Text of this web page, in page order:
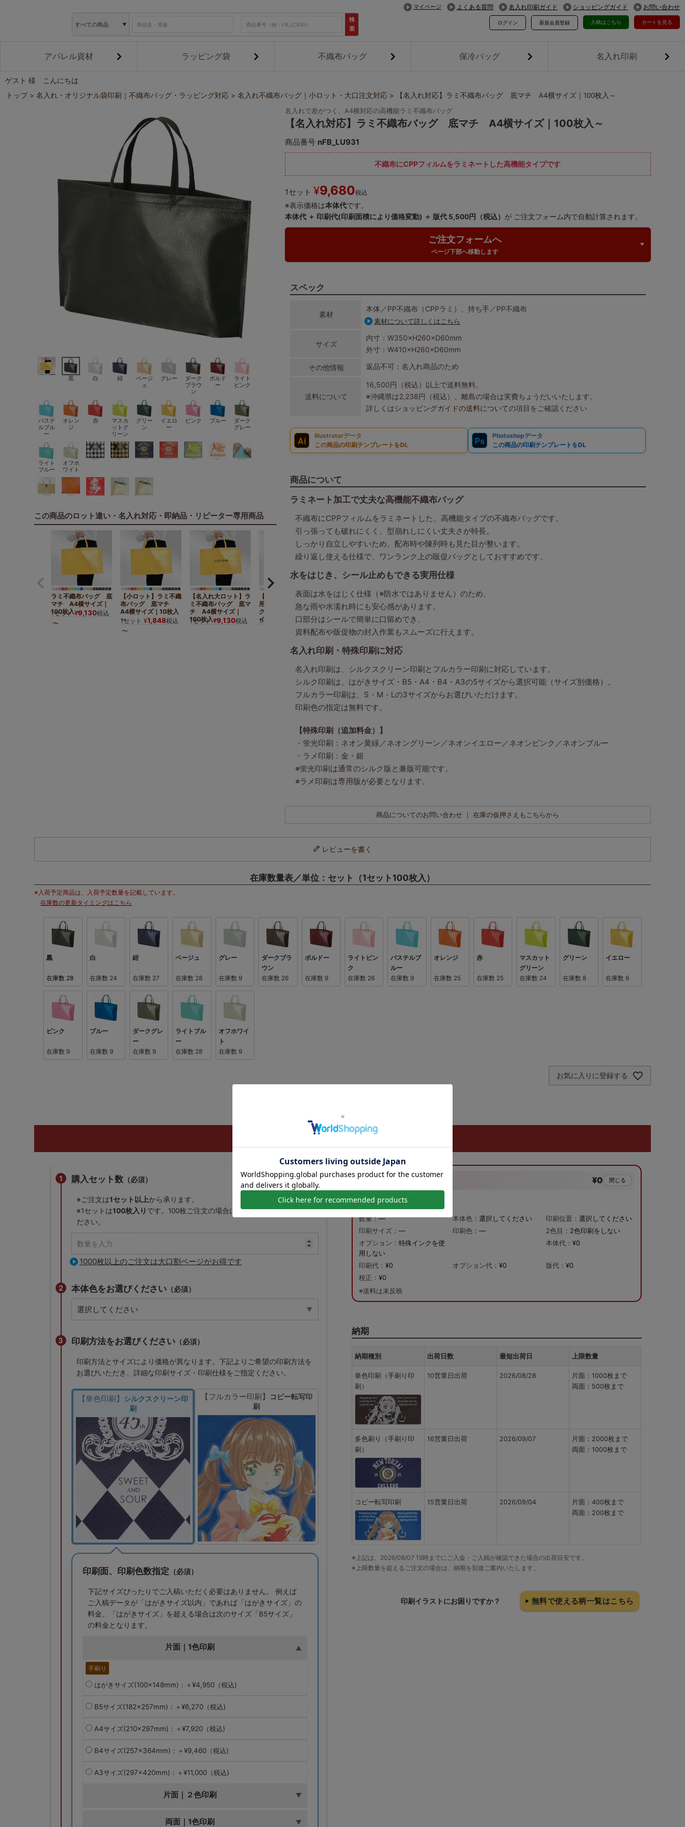
検
索
マイページ よくある質問 名入れ印刷ガイド ショッピングガイド お問い合わせ
カートを見る
入稿はこちら
ログイン 新規会員登録
アパレル資材 ラッピング袋 不織布バッグ 保冷バッグ 名入れ印刷
ゲスト 様 こんにちは
トップ 名入れ・オリジナル袋印刷｜不織布バッグ・ラッピング対応 名入れ不織布バッグ｜小ロット・大口注文対応 【名入れ対応】ラミ不織布バッグ 底マチ A4横サイズ｜100枚入～
黒 白 紺
ベージ
ュ
グレー
ダーク
ブラウ
ン
ボルド
ー
ライト
ピンク
パステ
ルブル
ー
オレン
ジ
赤
マスカ
ットグ
リーン
グリー
ン
イエロ
ー
ピンク ブルー
ダーク
グレー
ライト
ブルー
オフホ
ワイト
この商品のロット違い・名入れ対応・即納品・リピーター専用商品
ラミ不織布バッグ 底
マチ A4横サイズ｜
100枚入～
1セット ¥9,130税込
〜
【小ロット】ラミ不織
布バッグ 底マチ
A4横サイズ｜10枚入
～
1セット ¥1,848税込
〜
【名入れ大ロット】ラ
ミ不織布バッグ 底マ
チ A4横サイズ｜
100枚入～
1セット ¥9,130税込
【名入れリピーター専
用】ラミ不織布バッ
グ 底マチ A4横サ
イズ｜100枚入
1セット 9,680税込
名入れで差がつく、A4横対応の高機能ラミ不織布バッグ
【名入れ対応】ラミ不織布バッグ 底マチ A4横サイズ｜100枚入～
商品番号 nFB_LU931
不織布にCPPフィルムをラミネートした高機能タイプです
1セット ¥9,680税込
※表示価格は本体代です。
本体代 ＋ 印刷代(印刷面積により価格変動) ＋ 版代 5,500円（税込） が ご注文フォーム内で自動計算されます。
ご注文フォームへ
ページ下部へ移動します
スペック
素材
本体／PP不織布（CPPラミ）、持ち手／PP不織布
素材について詳しくはこちら
サイズ
内寸：W350×H260×D60mm
外寸：W410×H260×D60mm
その他情報 返品不可：名入れ商品のため
送料について
16,500円（税込）以上で送料無料。
※沖縄県は2,238円（税込）、離島の場合は実費ちょうだいいたします。
詳しくはショッピングガイドの送料についての項目をご確認ください
Ai
Illustratorデータ
この商品の印刷テンプレートをDL
Ps
Photoshopデータ
この商品の印刷テンプレートをDL
商品について
ラミネート加工で丈夫な高機能不織布バッグ
不織布にCPPフィルムをラミネートした、高機能タイプの不織布バッグです。
引っ張っても破れにくく、型崩れしにくい丈夫さが特長。
しっかり自立しやすいため、配布時や陳列時も見た目が整います。
繰り返し使える仕様で、ワンランク上の販促バッグとしておすすめです。
水をはじき、シール止めもできる実用仕様
表面は水をはじく仕様（※防水ではありません）のため、
急な雨や水濡れ時にも安心感があります。
口部分はシールで簡単に口留めでき、
資料配布や販促物の封入作業もスムーズに行えます。
名入れ印刷・特殊印刷に対応
名入れ印刷は、シルクスクリーン印刷とフルカラー印刷に対応しています。
シルク印刷は、はがきサイズ・B5・A4・B4・A3の5サイズから選択可能（サイズ別価格）。
フルカラー印刷は、S・M・Lの3サイズからお選びいただけます。
印刷色の指定は無料です。
【特殊印刷（追加料金）】
・蛍光印刷：ネオン黄緑／ネオングリーン／ネオンイエロー／ネオンピンク／ネオンブルー
・ラメ印刷：金・銀
※蛍光印刷は通常のシルク版と兼版可能です。
※ラメ印刷は専用版が必要となります。
商品についてのお問い合わせ ｜ 在庫の仮押さえもこちらから
レビューを書く
在庫数量表／単位：セット（1セット100枚入）
※入荷予定商品は、入荷予定数量を記載しています。
在庫数の更新タイミングはこちら
黒
在庫数 28
白
在庫数 24
紺
在庫数 27
ベージュ
在庫数 28
グレー
在庫数 9
ダークブラ
ウン
在庫数 26
ボルドー
在庫数 9
ライトピン
ク
在庫数 26
パステルブ
ルー
在庫数 9
オレンジ
在庫数 25
赤
在庫数 25
マスカット
グリーン
在庫数 24
グリーン
在庫数 8
イエロー
在庫数 9
ピンク
在庫数 9
ブルー
在庫数 9
ダークグレ
ー
在庫数 9
ライトブル
ー
在庫数 28
オフホワイ
ト
在庫数 9
お気に入りに登録する
ご注文フォーム
購入セット数（必須）
※ご注文は1セット以上から承ります。
※1セットは100枚入り です。100枚ご注文の場合は、数量「1」とご入力く
ださい。
1000枚以上のご注文は大口割ページがお得です
本体色をお選びください（必須）
印刷方法をお選びください（必須）
印刷方法とサイズにより価格が異なります。下記よりご希望の印刷方法を
お選びいただき、詳細な印刷サイズ・印刷仕様をご指定ください。
【単色印刷】
シルクスクリーン印
刷
【フルカラー印刷】
コピー転写印
刷
印刷面、印刷色数指定 （必須）
下記サイズぴったりでご入稿いただく必要はありません。 例えば
ご入稿データが「はがきサイズ以内」であれば「はがきサイズ」の
料金、「はがきサイズ」を超える場合は次のサイズ「B5サイズ」
の料金となります。
片面｜1色印刷
手刷り
はがきサイズ(100×148mm)：＋¥4,950（税込)
B5サイズ(182×257mm)：＋¥6,270（税込)
A4サイズ(210×297mm)：＋¥7,920（税込)
B4サイズ(257×364mm)：＋¥9,460（税込)
A3サイズ(297×420mm)：＋¥11,000（税込)
片面｜２色印刷
両面｜1色印刷
¥0 閉じる
納期目安：—
数量：— 本体色： 選択してください 印刷位置：選択してください
印刷サイズ：— 印刷色： — 2色目： 2色印刷をしない
オプション：特殊インクを使
用しない
本体代：¥0
印刷代：¥0 オプション代： ¥0 版代：¥0
校正：¥0
※送料は未反映
納期
納期種別 出荷日数 最短出荷日 上限数量
単色印刷（手刷り印
刷）
10営業日出荷 2026/08/28
片面：1000枚まで
両面：500枚まで
多色刷り（手刷り印
刷）
16営業日出荷 2026/09/07
片面：2000枚まで
両面：1000枚まで
コピー転写印刷 15営業日出荷 2026/09/04
片面：400枚まで
両面：200枚まで
※上記は、2026/08/07 15時までにご入金・ご入稿が確認できた場合の出荷目安です。
※上限数量を超えるご注文の場合は、納期を別途ご案内いたします。
印刷イラストにお困りですか？ 無料で使える柄一覧はこちら